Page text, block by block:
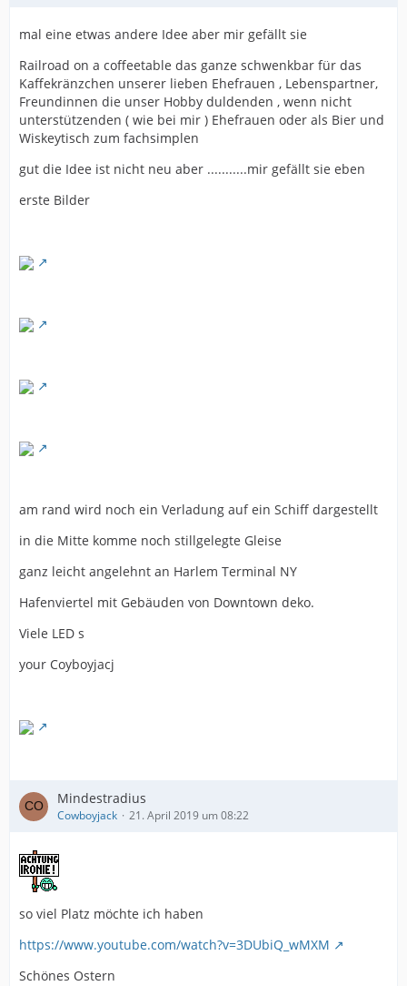
mal eine etwas andere Idee aber mir gefällt sie
Railroad on a coffeetable das ganze schwenkbar für das
Kaffekränzchen unserer lieben Ehefrauen , Lebenspartner,
Freundinnen die unser Hobby duldenden , wenn nicht
unterstützenden ( wie bei mir ) Ehefrauen oder als Bier und
Wiskeytisch zum fachsimplen
gut die Idee ist nicht neu aber ...........mir gefällt sie eben
erste Bilder
am rand wird noch ein Verladung auf ein Schiff dargestellt
in die Mitte komme noch stillgelegte Gleise
ganz leicht angelehnt an Harlem Terminal NY
Hafenviertel mit Gebäuden von Downtown deko.
Viele LED s
your Coyboyjacj
Mindestradius
Cowboyjack 21. April 2019 um 08:22
so viel Platz möchte ich haben
https://www.youtube.com/watch?v=3DUbiQ_wMXM
Schönes Ostern